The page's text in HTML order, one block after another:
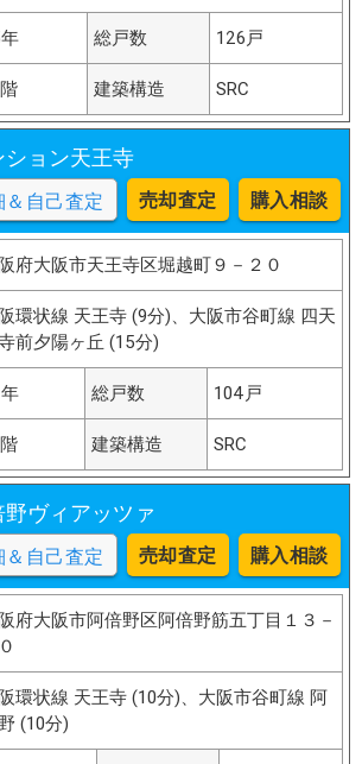
総戸数 126戸
建築構造 SRC
ョン天王寺
＆自己査定 売却査定 購入相談
府大阪市天王寺区堀越町９－２０
環状線 天王寺 (9分)、大阪市谷町線 四天
前夕陽ヶ丘 (15分)
総戸数 104戸
建築構造 SRC
ヴィアッツァ
＆自己査定 売却査定 購入相談
府大阪市阿倍野区阿倍野筋五丁目１３－
環状線 天王寺 (10分)、大阪市谷町線 阿
(10分)